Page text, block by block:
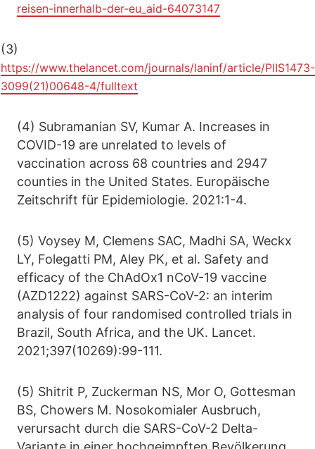
reisen-innerhalb-der-eu_aid-64073147
(3)
https://www.thelancet.com/journals/laninf/article/PIIS1473-
3099(21)00648-4/fulltext
(4) Subramanian SV, Kumar A. Increases in
COVID-19 are unrelated to levels of
vaccination across 68 countries and 2947
counties in the United States. Europäische
Zeitschrift für Epidemiologie. 2021:1-4.
(5) Voysey M, Clemens SAC, Madhi SA, Weckx
LY, Folegatti PM, Aley PK, et al. Safety and
efficacy of the ChAdOx1 nCoV-19 vaccine
(AZD1222) against SARS-CoV-2: an interim
analysis of four randomised controlled trials in
Brazil, South Africa, and the UK. Lancet.
2021;397(10269):99-111.
(5) Shitrit P, Zuckerman NS, Mor O, Gottesman
BS, Chowers M. Nosokomialer Ausbruch,
verursacht durch die SARS-CoV-2 Delta-